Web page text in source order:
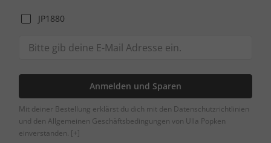
JP1880
Anmelden und Sparen
Mit deiner Bestellung erklärst du dich mit den Datenschutzrichtlinien
und den Allgemeinen Geschäftsbedingungen von Ulla Popken
einverstanden. [+]